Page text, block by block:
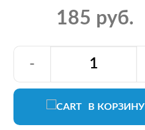
185 руб.
В КОРЗИНУ
-